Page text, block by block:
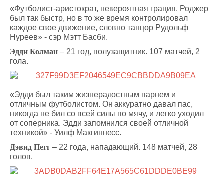
«Футболист-аристократ, невероятная грация. Роджер
был так быстр, но в то же время контролировал
каждое свое движение, словно танцор Рудольф
Нуреев» - сэр Мэтт Басби.
Эдди Колман – 21 год, полузащитник. 107 матчей, 2
гола.
«Эдди был таким жизнерадостным парнем и
отличным футболистом. Он аккуратно давал пас,
никогда не бил со всей силы по мячу, и легко уходил
от соперника. Эдди запомнился своей отличной
техникой» - Уилф Макгиннесс.
Дэвид Пегг – 22 года, нападающий. 148 матчей, 28
голов.